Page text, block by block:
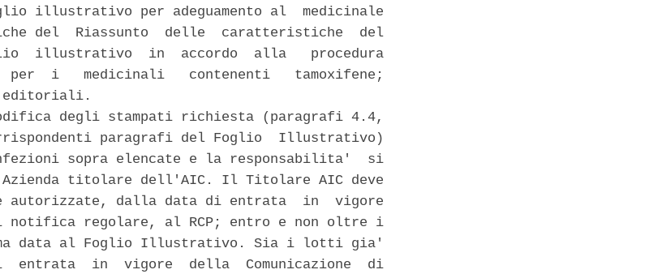
illustrativo per adeguamento al  medicinale
del  Riassunto  delle  caratteristiche  del
illustrativo  in  accordo  alla   procedura
per  i   medicinali   contenenti   tamoxifene;
editoriali.
degli stampati richiesta (paragrafi 4.4,
paragrafi del Foglio  Illustrativo)
sopra elencate e la responsabilita'  si
titolare dell'AIC. Il Titolare AIC deve
autorizzate, dalla data di entrata  in  vigore
notifica regolare, al RCP; entro e non oltre i
data al Foglio Illustrativo. Sia i lotti gia'
entrata  in  vigore  della  Comunicazione  di